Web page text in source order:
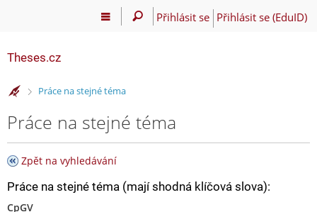
Přihlásit se Přihlásit se (EduID)
Theses.cz
>Práce na stejné téma
Práce na stejné téma
Zpět na vyhledávání
Práce na stejné téma (mají shodná klíčová slova):
CpGV